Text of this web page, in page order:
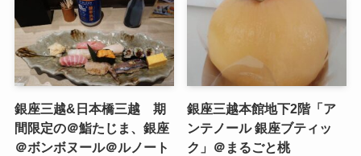
銀座三越&日本橋三越 期
間限定の＠鮨たじま、銀座
＠ボンボヌール＠ルノート
銀座三越本館地下2階「ア
ンテノール 銀座ブティッ
ク」＠まるごと桃